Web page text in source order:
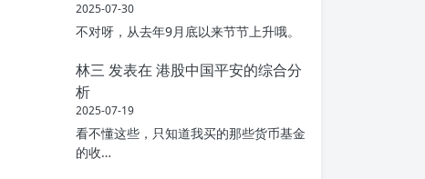
2025-07-30
不对呀，从去年9月底以来节节上升哦。
林三 发表在 港股中国平安的综合分
析
2025-07-19
看不懂这些，只知道我买的那些货币基金
的收…